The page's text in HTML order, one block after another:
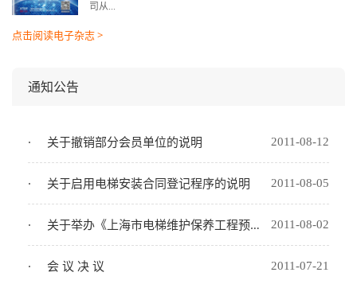
司从...
点击阅读电子杂志 >
通知公告
关于撤销部分会员单位的说明 2011-08-12
关于启用电梯安装合同登记程序的说明 2011-08-05
关于举办《上海市电梯维护保养工程预算定额》专题讲座的通知 2011-08-02
会 议 决 议 2011-07-21